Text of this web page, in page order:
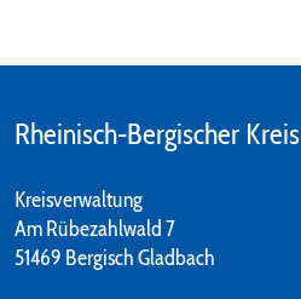
Rheinisch-Bergischer Kreis
Kreisverwaltung
Am Rübezahlwald 7
51469 Bergisch Gladbach